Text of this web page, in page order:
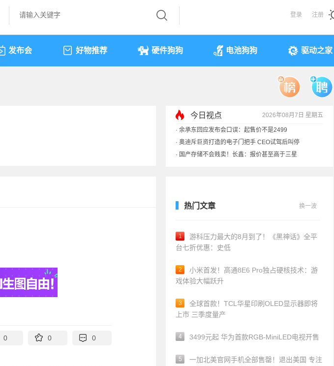
登录 注册
发布会 好物推荐 硬件狗狗 电池狗狗 驱动之家
今日视点 2026年08月7日 星期五
· 余承东回应发布会口误：起售价不是2499
· 奥迪斥巨资打造的电子门把手 CEO试驾后叫停
· 国产存储不会贱卖！长鑫：报价甚至高于三星
0 0 0
热门文章 换一波
1
游科压力最大的8月到了！《黑神话》全平
台七折优惠：史低
2
小米首发！高通8E6 Pro独占硬核技术：游
戏体验大幅跃升
3
全球首款！TCL华星印刷OLED显示器即将
上市 三季度量产
4 3499元起 华为首款RGB-MiniLED电视开售
5
一加北美官网手机全部售罄！退出美国 专注